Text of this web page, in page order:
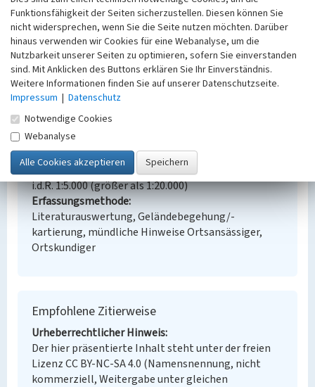
Katholische Stadtkirche Sankt Nikolaus in
Friedrichshafen
Schlagwörter
Pfarrkirche
Straße / Hausnummer
Karlstraße
88045 Friedrichshafen / Deutschland
Fachsicht(en)
Kulturlandschaftspflege, Architekturgeschichte
Erfassungsmaßstab
i.d.R. 1:5.000 (größer als 1:20.000)
Erfassungsmethode
Literaturauswertung, Geländebegehung/-
kartierung, mündliche Hinweise Ortsansässiger,
Ortskundiger
Empfohlene Zitierweise
Urheberrechtlicher Hinweis
Der hier präsentierte Inhalt steht unter der freien
Lizenz CC BY-NC-SA 4.0 (Namensnennung, nicht
kommerziell, Weitergabe unter gleichen
Funktionsfähigkeit der Seiten sicherzustellen. Diesen können Sie
nicht widersprechen, wenn Sie die Seite nutzen möchten. Darüber
hinaus verwenden wir Cookies für eine Webanalyse, um die
Nutzbarkeit unserer Seiten zu optimieren, sofern Sie einverstanden
sind. Mit Anklicken des Buttons erklären Sie Ihr Einverständnis.
Weitere Informationen finden Sie auf unserer Datenschutzseite.
Impressum | Datenschutz
Notwendige Cookies
Webanalyse